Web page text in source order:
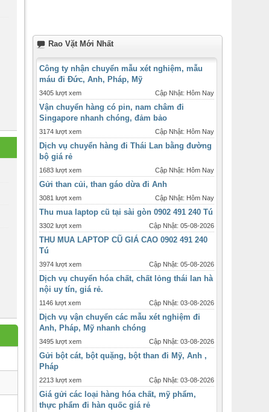
Rao Vặt Mới Nhất
Công ty nhận chuyển mẫu xét nghiệm, mẫu
máu đi Đức, Anh, Pháp, Mỹ
3405 lượt xem Cập Nhật: Hôm Nay
Vận chuyển hàng có pin, nam châm đi
Singapore nhanh chóng, đảm bảo
3174 lượt xem Cập Nhật: Hôm Nay
Dịch vụ chuyển hàng đi Thái Lan bằng đường
bộ giá rẻ
1683 lượt xem Cập Nhật: Hôm Nay
Gửi than củi, than gáo dừa đi Anh
3081 lượt xem Cập Nhật: Hôm Nay
Thu mua laptop cũ tại sài gòn 0902 491 240 Tú
3302 lượt xem Cập Nhật: 05-08-2026
THU MUA LAPTOP CŨ GIÁ CAO 0902 491 240
Tú
3974 lượt xem Cập Nhật: 05-08-2026
Dịch vụ chuyển hóa chất, chất lỏng thái lan hà
nội uy tín, giá rẻ.
1146 lượt xem Cập Nhật: 03-08-2026
Dịch vụ vận chuyển các mẫu xét nghiệm đi
Anh, Pháp, Mỹ nhanh chóng
3495 lượt xem Cập Nhật: 03-08-2026
Gửi bột cát, bột quặng, bột than đi Mỹ, Anh ,
Pháp
2213 lượt xem Cập Nhật: 03-08-2026
Giá gửi các loại hàng hóa chất, mỹ phẩm,
thực phẩm đi hàn quốc giá rẻ